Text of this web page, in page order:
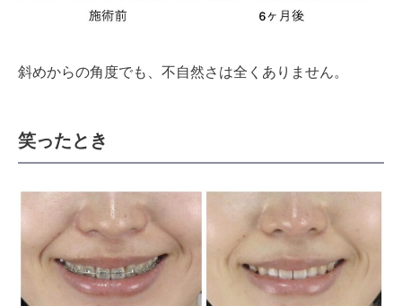
斜めからの角度でも、不自然さは全くありません。
笑ったとき